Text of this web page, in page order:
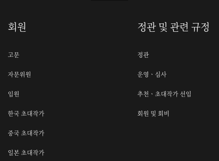
회원
고문
자문위원
임원
한국 초대작가
중국 초대작가
일본 초대작가
정관 및 관련 규정
정관
운영ㆍ심사
추천ㆍ초대작가 선임
회원 및 회비